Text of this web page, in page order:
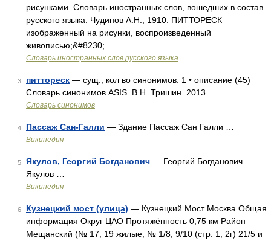
рисунками. Словарь иностранных слов, вошедших в состав
русского языка. Чудинов А.Н., 1910. ПИТТОРЕСК
изображенный на рисунки, воспроизведенный
живописью;&#8230; …
Словарь иностранных слов русского языка
3 питтореск — сущ., кол во синонимов: 1 • описание (45)
Словарь синонимов ASIS. В.Н. Тришин. 2013 …
Словарь синонимов
4 Пассаж Сан-Галли — Здание Пассаж Сан Галли …
Википедия
5 Якулов, Георгий Богданович — Георгий Богданович
Якулов …
Википедия
6 Кузнецкий мост (улица) — Кузнецкий Мост Москва Общая
информация Округ ЦАО Протяжённость 0,75 км Район
Мещанский (№ 17, 19 жилые, № 1/8, 9/10 (стр. 1, 2г) 21/5 и